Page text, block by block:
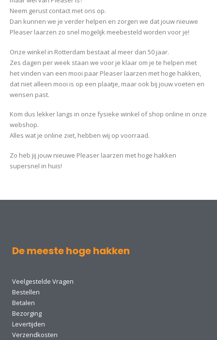
Neem gerust contact met ons op.
Dan kunnen we je verder helpen en zorgen we dat jouw nieuwe
Pleaser laarzen zo snel mogelijk meebesteld worden voor je!
Onze winkel in Rotterdam bestaat al meer dan 50 jaar.
Zes dagen per week staan we voor je klaar om je te helpen met
het vinden van een mooi paar Pleaser laarzen met hoge hakken,
dat niet alleen mooi is op een plaatje, maar ook bij jouw voeten en
wensen past.
Kom dus lekker langs in onze fysieke winkel of shop online in onze
webshop.
Alles wat je online ziet, hebben wij op voorraad.
Zo heb jij jouw nieuwe Pleaser laarzen met hoge hakken
supersnel in huis!
De meeste hoge hakken
Veelgestelde Vragen
Bestellen
Betalen
Bezorging
Levertijden
Verzendkosten